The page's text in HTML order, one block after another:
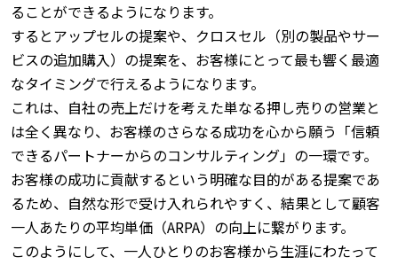
ることができるようになります。
するとアップセルの提案や、クロスセル（別の製品やサー
ビスの追加購入）の提案を、お客様にとって最も響く最適
なタイミングで行えるようになります。
これは、自社の売上だけを考えた単なる押し売りの営業と
は全く異なり、お客様のさらなる成功を心から願う「信頼
できるパートナーからのコンサルティング」の一環です。
お客様の成功に貢献するという明確な目的がある提案であ
るため、自然な形で受け入れられやすく、結果として顧客
一人あたりの平均単価（ARPA）の向上に繋がります。
このようにして、一人ひとりのお客様から生涯にわたって